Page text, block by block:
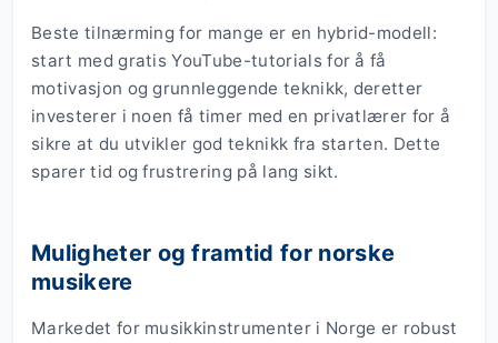
Beste tilnærming for mange er en hybrid-modell:
start med gratis YouTube-tutorials for å få
motivasjon og grunnleggende teknikk, deretter
investerer i noen få timer med en privatlærer for å
sikre at du utvikler god teknikk fra starten. Dette
sparer tid og frustrering på lang sikt.
Muligheter og framtid for norske
musikere
Markedet for musikkinstrumenter i Norge er robust